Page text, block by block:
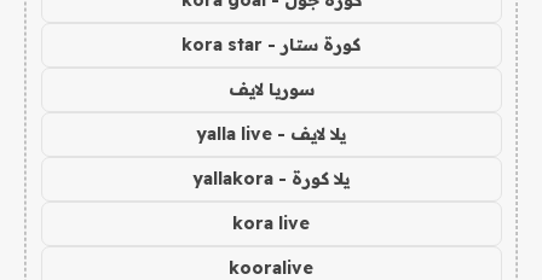
كورة ستار - kora star
سوريا لايف
يلا لايف - yalla live
يلا كورة - yallakora
kora live
kooralive